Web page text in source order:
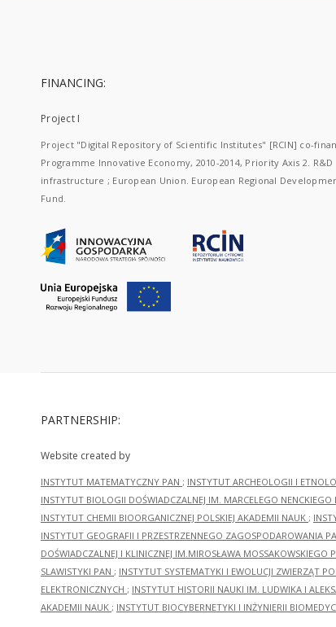
FINANCING:
Project I
Project "Digital Repository of Scientific Institutes" [RCIN] co-
Programme Innovative Economy, 2010-2014, Priority Axis 2. R&D
infrastructure ; European Union. European Regional
Fund.
PARTNERSHIP:
Website created by
INSTYTUT MATEMATYCZNY PAN ; INSTYTUT ARCHEOLOGII I
INSTYTUT BIOLOGII DOŚWIADCZALNEJ IM. MARCELEGO NENCKIEGO
INSTYTUT CHEMII BIOORGANICZNEJ POLSKIEJ AKADEMII NAUK ;
INSTYTUT GEOGRAFII I PRZESTRZENNEGO ZAGOSPODAROWANIA
DOŚWIADCZALNEJ I KLINICZNEJ IM.MIROSŁAWA MOSSAKOWSKIEGO
SLAWISTYKI PAN ; INSTYTUT SYSTEMATYKI I EWOLUCJI ZWIERZĄT
ELEKTRONICZNYCH ; INSTYTUT HISTORII NAUKI IM. LUDWIKA I
AKADEMII NAUK ; INSTYTUT BIOCYBERNETYKI I INŻYNIERII